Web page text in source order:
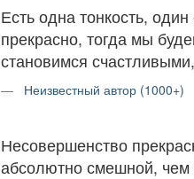
Есть одна тонкость,
прекрасно, тогда мы
становимся
Неизвестный автор (1000+)
Несовершенство
абсолютно смешной, чем